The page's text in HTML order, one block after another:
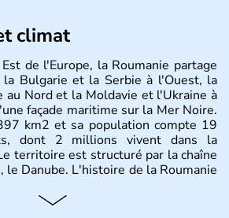
climat
de l'Europe, la Roumanie partage
la Bulgarie et la Serbie à l'Ouest, la
au Nord et la Moldavie et l'Ukraine à
façade maritime sur la Mer Noire.
km2 et sa population compte 19
dont 2 millions vivent dans la
territoire est structuré par la chaîne
le Danube. L'histoire de la Roumanie